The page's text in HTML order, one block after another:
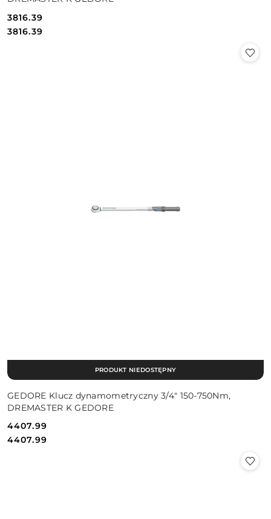
Cena:
3816.39
Cena:
3816.39
GEDORE Klucz dynamometryczny 3/4" 150-750Nm,
DREMASTER K GEDORE
Cena:
4407.99
Cena:
4407.99
PRODUKT NIEDOSTĘPNY